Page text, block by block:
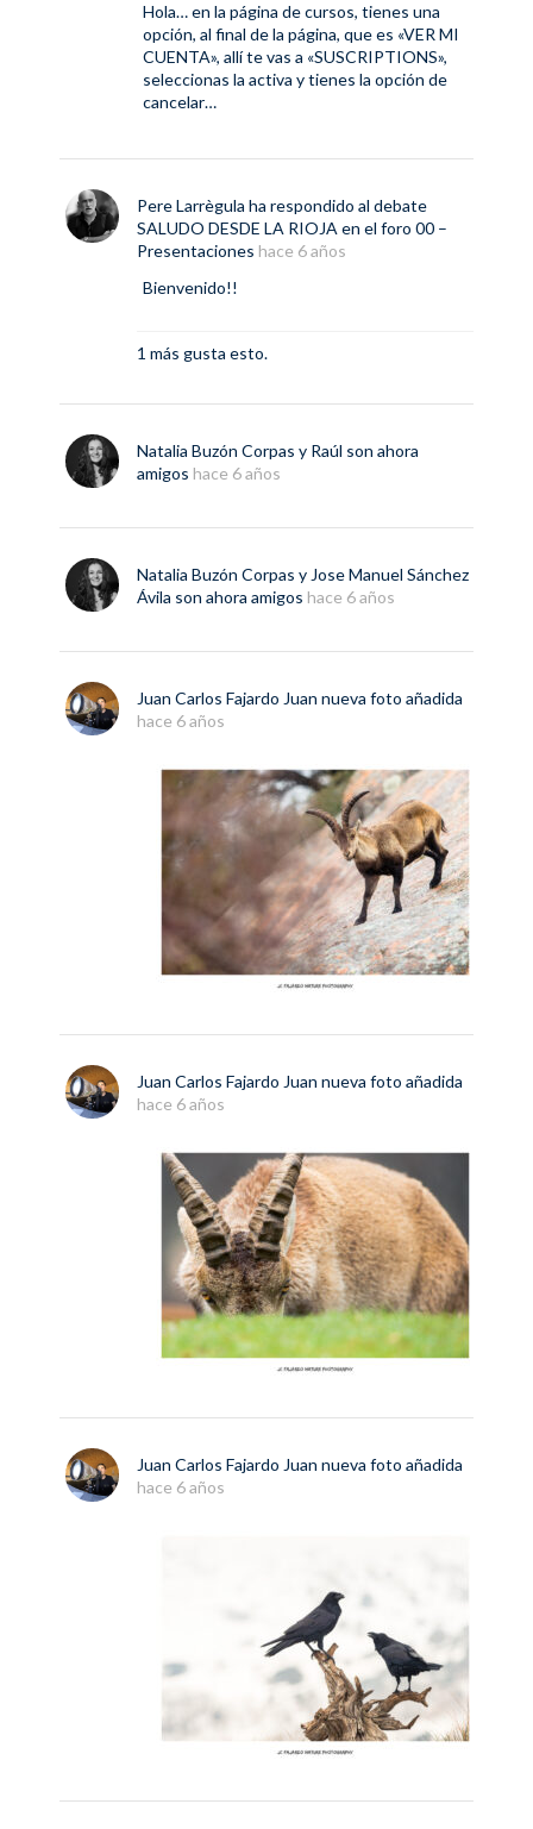
Hola… en la página de cursos, tienes una
opción, al final de la página, que es «VER MI
CUENTA», allí te vas a «SUSCRIPTIONS»,
seleccionas la activa y tienes la opción de
cancelar…
Pere Larrègula ha respondido al debate
SALUDO DESDE LA RIOJAen el foro 00 –
Presentaciones hace 6 años
Bienvenido!!
1 más gusta esto.
Natalia Buzón Corpas y Raúl son ahora
amigos hace 6 años
Natalia Buzón Corpas yJose Manuel Sánchez
Ávila son ahora amigos hace 6 años
Juan Carlos Fajardo Juan nueva foto añadida
hace 6 años
Juan Carlos Fajardo Juan nueva foto añadida
hace 6 años
Juan Carlos Fajardo Juan nueva foto añadida
hace 6 años